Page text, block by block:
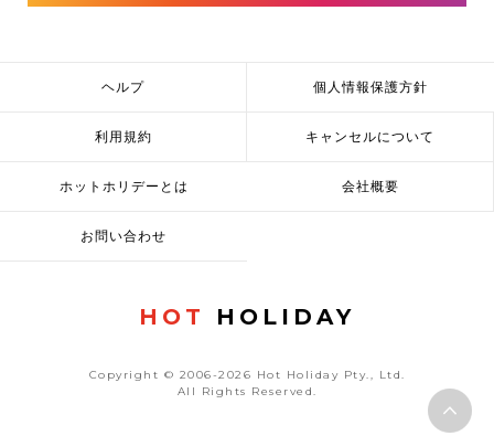
ヘルプ 個人情報保護方針
利用規約 キャンセルについて
ホットホリデーとは 会社概要
お問い合わせ
HOT HOLIDAY
Copyright © 2006-2026 Hot Holiday Pty., Ltd.
All Rights Reserved.